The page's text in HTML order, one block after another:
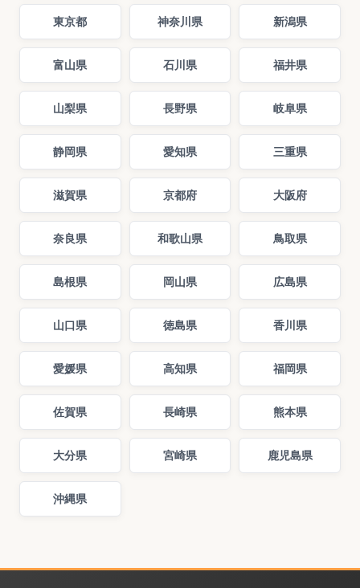
東京都 神奈川県 新潟県
富山県 石川県 福井県
山梨県 長野県 岐阜県
静岡県 愛知県 三重県
滋賀県 京都府 大阪府
奈良県 和歌山県 鳥取県
島根県 岡山県 広島県
山口県 徳島県 香川県
愛媛県 高知県 福岡県
佐賀県 長崎県 熊本県
大分県 宮崎県 鹿児島県
沖縄県